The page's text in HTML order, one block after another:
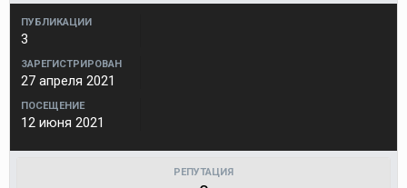
ПУБЛИКАЦИИ
3
ЗАРЕГИСТРИРОВАН
27 апреля 2021
ПОСЕЩЕНИЕ
12 июня 2021
РЕПУТАЦИЯ